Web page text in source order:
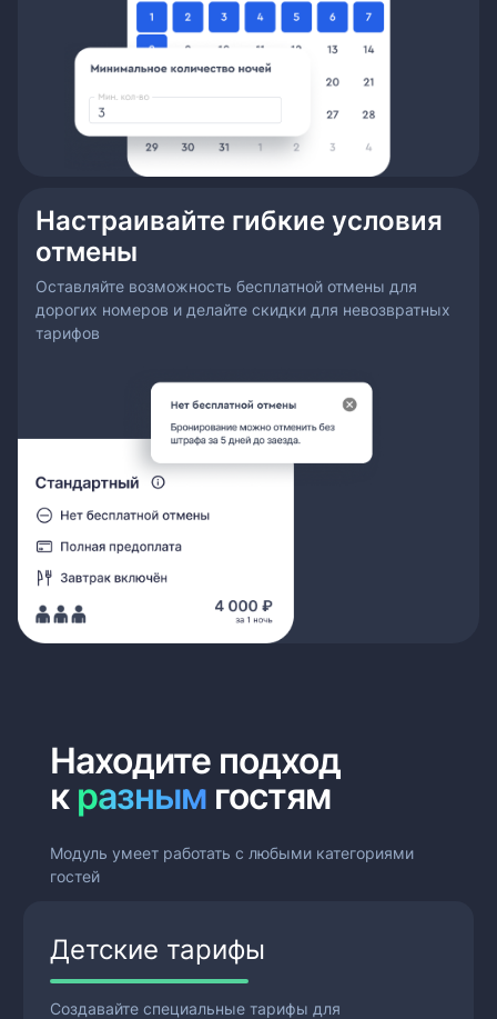
Настраивайте гибкие условия
отмены
Оставляйте возможность бесплатной отмены для
дорогих номеров и делайте скидки для невозвратных
тарифов
Находите подход
к разным гостям
Модуль умеет работать с любыми категориями
гостей
Детские тарифы
Создавайте специальные тарифы для